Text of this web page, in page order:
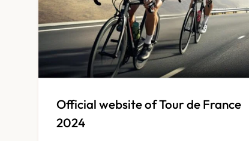
Official website of Tour de France
2024